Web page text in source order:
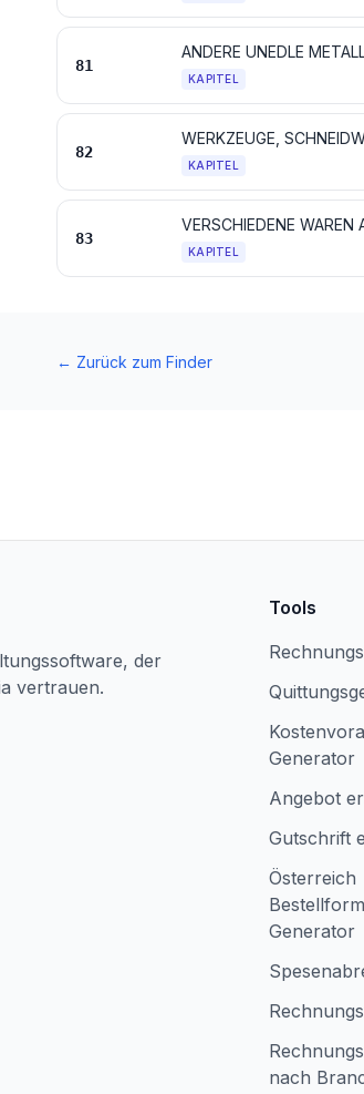
81
ANDERE UNEDLE
KAPITEL
82
KAPITEL
83
VERSCHIEDENE WAREN
KAPITEL
← Zurück zum Finder
der
vertrauen.
Tools
Generator
Angebot
Gutschrift
Österreich
Generator
nach